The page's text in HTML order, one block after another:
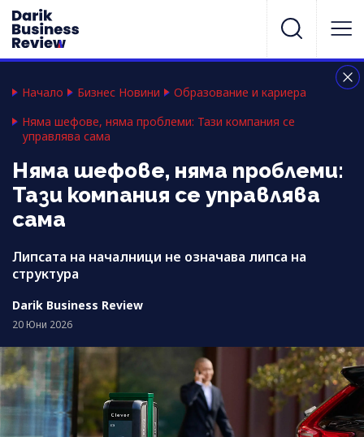
Начало Бизнес Новини
Образование и кариера
Няма шефове, няма проблеми: Тази компания се
управлява сама
Няма шефове, няма проблеми:
Тази компания се управлява
сама
Липсата на началници не означава липса на
структура
Darik Business Review
20 Юни 2026